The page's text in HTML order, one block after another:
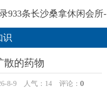
933条长沙桑拿休闲会所-
网信息
识
散的药物
8-9 人气： 14 评论： 0